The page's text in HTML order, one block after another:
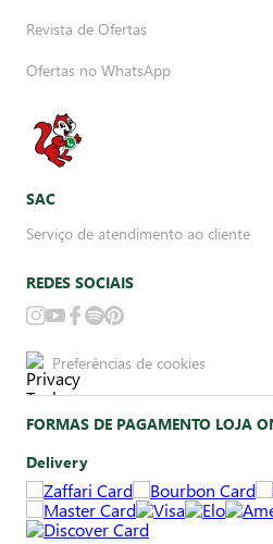
Revista de Ofertas
Ofertas no WhatsApp
SAC
Serviço de atendimento ao cliente
REDES SOCIAIS
Preferências de cookies
FORMAS DE PAGAMENTO LOJA
Delivery